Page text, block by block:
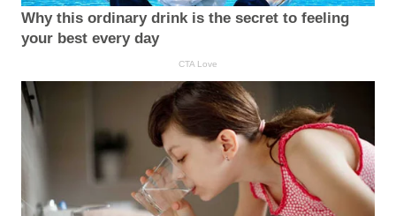
Why this ordinary drink is the secret to feeling
your best every day
CTA Love